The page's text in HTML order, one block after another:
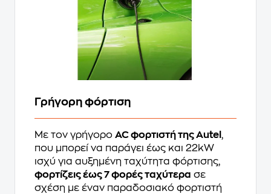
Γρήγορη φόρτιση
Με τον γρήγορο AC φορτιστή της Autel ,
που μπορεί να παράγει έως και 22kW
ισχύ για αυξημένη ταχύτητα φόρτισης,
φορτίζεις έως 7 φορές ταχύτερα σε
σχέση με έναν παραδοσιακό φορτιστή